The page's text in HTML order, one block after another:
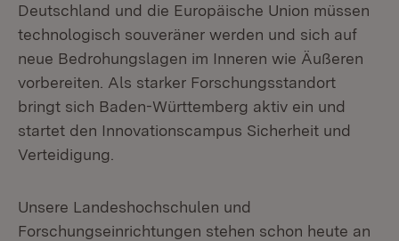
Deutschland und die Europäische Union müssen
technologisch souveräner werden und sich auf
neue Bedrohungslagen im Inneren wie Äußeren
vorbereiten. Als starker Forschungsstandort
bringt sich Baden-Württemberg aktiv ein und
startet den Innovationscampus Sicherheit und
Verteidigung.
Unsere Landeshochschulen und
Forschungseinrichtungen stehen schon heute an